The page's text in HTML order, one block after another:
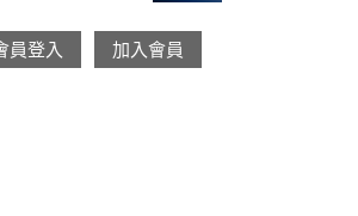
員登入 加入會員